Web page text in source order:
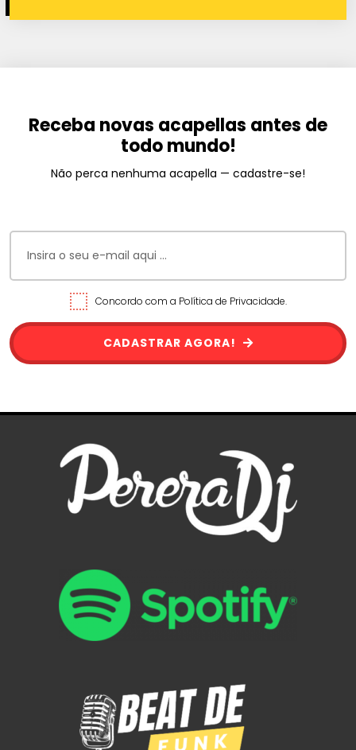
Receba novas acapellas antes de
todo mundo!
Não perca nenhuma acapella — cadastre-se!
Concordo com a Política de Privacidade.
CADASTRAR AGORA!